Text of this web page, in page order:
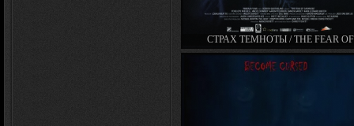
СТРАХ ТЕМНОТЫ / THE FEAR OF
DARKNESS (2016)